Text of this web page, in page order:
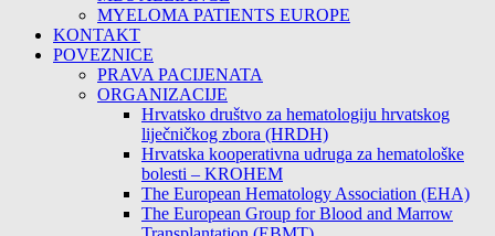
MYELOMA PATIENTS EUROPE
KONTAKT
POVEZNICE
PRAVA PACIJENATA
ORGANIZACIJE
Hrvatsko društvo za hematologiju hrvatskog
liječničkog zbora (HRDH)
Hrvatska kooperativna udruga za hematološke
bolesti – KROHEM
The European Hematology Association (EHA)
The European Group for Blood and Marrow